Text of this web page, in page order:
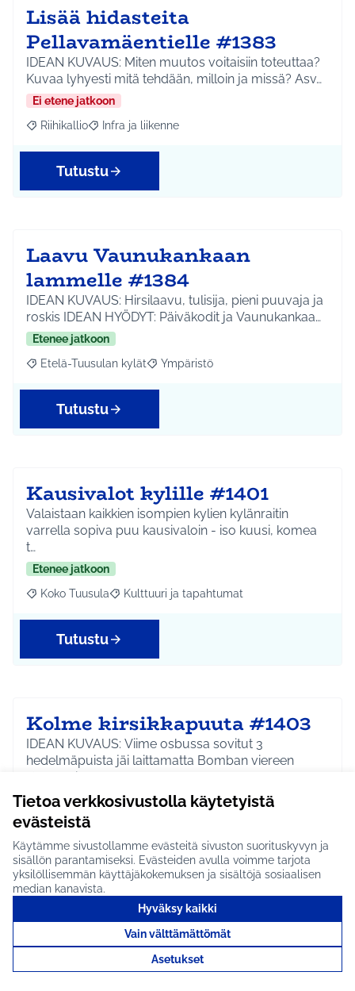
Tietoa verkkosivustolla käytetyistä
evästeistä
Käytämme sivustollamme evästeitä sivuston suorituskyvyn ja
sisällön parantamiseksi. Evästeiden avulla voimme tarjota
yksilöllisemmän käyttäjäkokemuksen ja sisältöjä sosiaalisen
median kanavista.
Hyväksy kaikki
Vain välttämättömät
Asetukset
Lisää hidasteita
Pellavamäentielle #1383
IDEAN KUVAUS: Miten muutos voitaisiin toteuttaa?
Kuvaa lyhyesti mitä tehdään, milloin ja missä? Asv…
Ei etene jatkoon
Rajaa tulokset aihepiirin mukaan: Riihikallio
Riihikallio Rajaa tulokset teeman mukaan: Infra ja liikenne
Infra ja liikenne
Tutustu
Laavu Vaunukankaan
lammelle #1384
IDEAN KUVAUS: Hirsilaavu, tulisija, pieni puuvaja ja
roskis IDEAN HYÖDYT: Päiväkodit ja Vaunukankaa…
Etenee jatkoon
Rajaa tulokset aihepiirin mukaan: Etelä-Tuusulan kylät
Etelä-Tuusulan kylät Rajaa tulokset teeman mukaan:
Ympäristö
Tutustu
Kausivalot kylille #1401
Valaistaan kaikkien isompien kylien kylänraitin
varrella sopiva puu kausivaloin - iso kuusi, komea
t…
Etenee jatkoon
Rajaa tulokset aihepiirin mukaan: Koko Tuusula
Koko Tuusula Rajaa tulokset teeman mukaan: Kulttuuri ja
Kulttuuri ja tapahtumat
Tutustu
Kolme kirsikkapuuta #1403
IDEAN KUVAUS: Viime osbussa sovitut 3
hedelmäpuista jäi laittamatta Bomban viereen
Kotkapuistoon nyt…
Etenee jatkoon
Rajaa tulokset aihepiirin mukaan: Riihikallio
Riihikallio
Tutustu
Kesätyöntekijöitä
siruetanoiden torjuntaan